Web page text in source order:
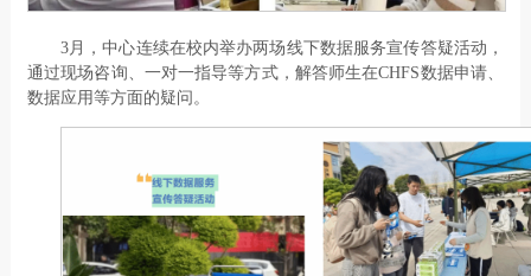
3月，中心连续在校内举办两场线下数据服务宣传答疑活动，
通过现场咨询、一对一指导等方式，解答师生在CHFS数据申请、
数据应用等方面的疑问。